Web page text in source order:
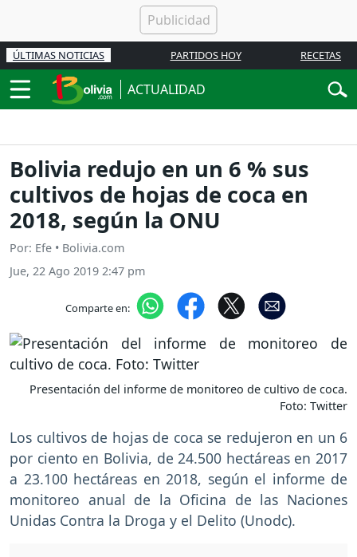
ÚLTIMAS NOTICIAS PARTIDOS HOY RECETAS
ACTUALIDAD
Bolivia redujo en un 6 % sus
cultivos de hojas de coca en
2018, según la ONU
Por: Efe • Bolivia.com
Jue, 22 Ago 2019 2:47 pm
Comparte en:
Presentación del informe de monitoreo de cultivo de coca.
Foto: Twitter
Los cultivos de hojas de coca se redujeron en un 6
por ciento en Bolivia, de 24.500 hectáreas en 2017
a 23.100 hectáreas en 2018, según el informe de
monitoreo anual de la Oficina de las Naciones
Unidas Contra la Droga y el Delito (Unodc).